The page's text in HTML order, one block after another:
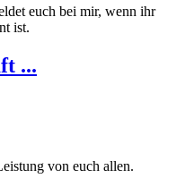
euch bei mir, wenn ihr
ist.
...
von euch allen.